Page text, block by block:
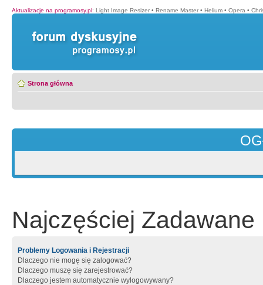
Aktualizacje na programosy.pl: Light Image Resizer • Rename Master • Helium • Opera •
Strona główna
Najczęściej Zadawane
Problemy Logowania i Rejestracji
Dlaczego nie mogę się zalogować?
Dlaczego muszę się zarejestrować?
Dlaczego jestem automatycznie wylogowywany?